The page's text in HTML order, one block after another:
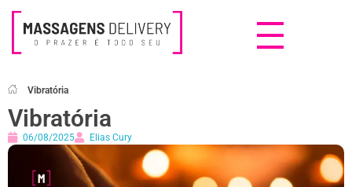
Vibratória
Vibratória
06/08/2025 Elias Cury